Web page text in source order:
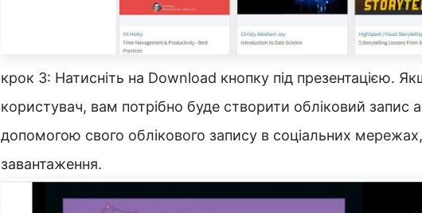
крок 3: Натисніть на Download кнопку під презентацією.
користувач, вам потрібно буде створити обліковий запис
допомогою свого облікового запису в соціальних
завантаження.